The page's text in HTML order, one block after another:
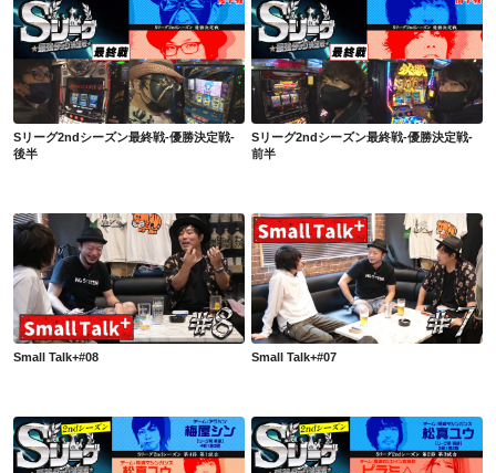
Sリーグ2ndシーズン最終戦-優勝決定戦-後半
Sリーグ2ndシーズン最終戦-優勝決定戦-
後半
Sリーグ2ndシーズン最終戦-優勝決定戦-前半
Sリーグ2ndシーズン最終戦-優勝決定戦-
前半
Small Talk+#08
Small Talk+#08
Small Talk+#07
Small Talk+#07